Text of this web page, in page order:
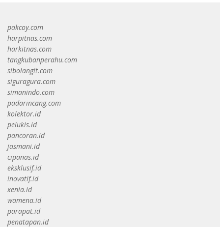
pakcoy.com
harpitnas.com
harkitnas.com
tangkubanperahu.com
sibolangit.com
siguragura.com
simanindo.com
padarincang.com
kolektor.id
pelukis.id
pancoran.id
jasmani.id
cipanas.id
eksklusif.id
inovatif.id
xenia.id
wamena.id
parapat.id
penatapan.id